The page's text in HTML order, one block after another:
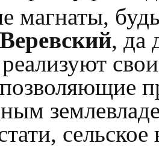
магнаты,
, да